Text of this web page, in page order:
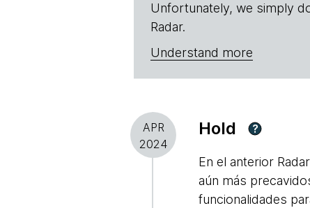
Unfortunately, we simply
Radar.
Understand more
APR
2024
Hold ?
En el anterior
aún más
funcionalidades